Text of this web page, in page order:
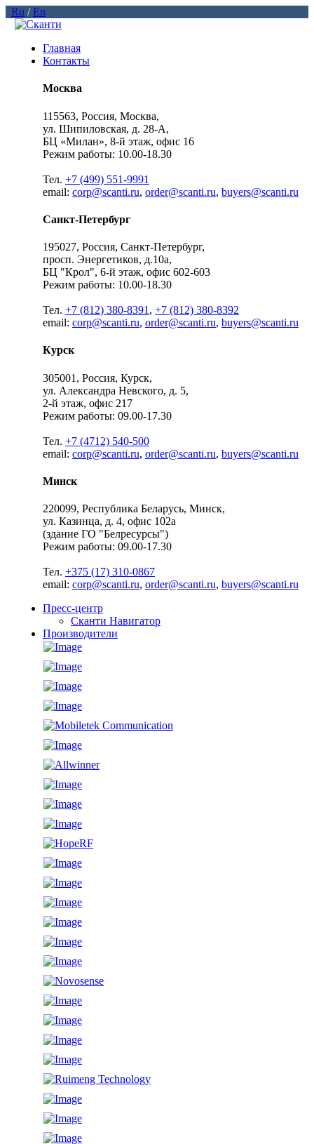
Ru /En
Главная
Контакты
Москва
115563, Россия, Москва,
ул. Шипиловская, д. 28-А,
БЦ «Милан», 8-й этаж, офис 16
Режим работы: 10.00-18.30
Тел. +7 (499) 551-9991
email: corp@scanti.ru, order@scanti.ru, buyers@scanti.ru
Санкт-Петербург
195027, Россия, Санкт-Петербург,
просп. Энергетиков, д.10а,
БЦ "Крол", 6-й этаж, офис 602-603
Режим работы: 10.00-18.30
Тел. +7 (812) 380-8391 , +7 (812) 380-8392
email: corp@scanti.ru, order@scanti.ru, buyers@scanti.ru
Курск
305001, Россия, Курск,
ул. Александра Невского, д. 5,
2-й этаж, офис 217
Режим работы: 09.00-17.30
Тел. +7 (4712) 540-500
email: corp@scanti.ru, order@scanti.ru, buyers@scanti.ru
Минск
220099, Республика Беларусь, Минск,
ул. Казинца, д. 4, офис 102a
(здание ГО "Белресурсы")
Режим работы: 09.00-17.30
Тел. +375 (17) 310-0867
email: corp@scanti.ru, order@scanti.ru, buyers@scanti.ru
Пресс-центр
Сканти Навигатор
Производители